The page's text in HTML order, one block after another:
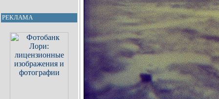
РЕКЛАМА